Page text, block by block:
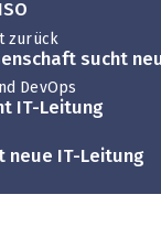
zurück
sucht
DevOps
IT-Leitung
neue IT-Leitung